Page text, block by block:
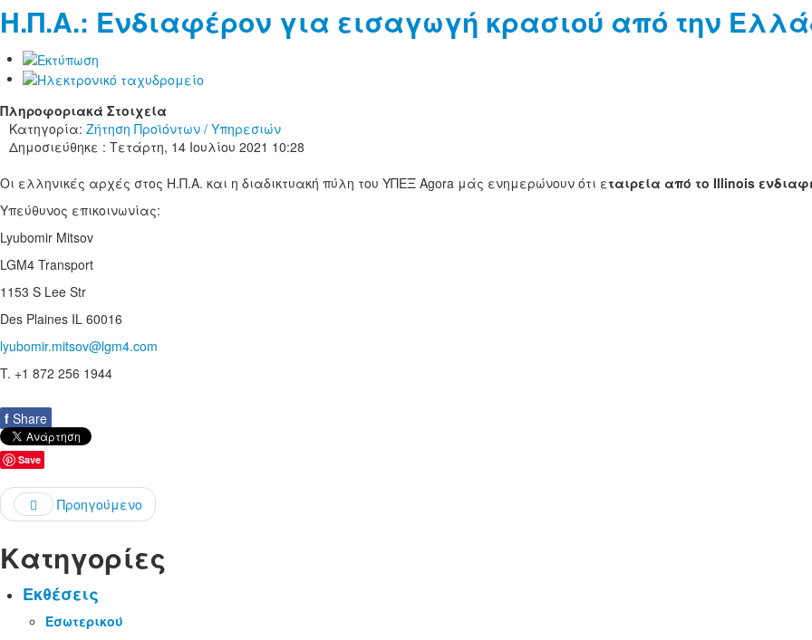
Η.Π.Α.: Ενδιαφέρον για εισαγωγή κρασιού από την
Πληροφοριακά Στοιχεία
Κατηγορία: Ζήτηση Προϊόντων / Υπηρεσιών
Δημοσιεύθηκε : Τετάρτη, 14 Ιουλίου 2021 10:28
Οι ελληνικές αρχές στος Η.Π.Α. και η διαδικτυακή πύλη του ΥΠΕΞ Agora μάς ενημερώνουν ότι εταιρεία από το Illinois
Υπεύθυνος επικοινωνίας:
Lyubomir Mitsov
LGM4 Transport
1153 S Lee Str
Des Plaines IL 60016
lyubomir.mitsov@lgm4.com
T. +1 872 256 1944
f Share
Save
Προηγούμενο
Κατηγορίες
Εκθέσεις
Εσωτερικού